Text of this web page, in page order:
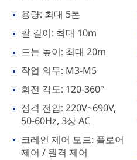
용량: 최대 5톤
팔 길이: 최대 10m
드는 높이: 최대 20m
작업 의무: M3-M5
회전 각도: 120-360°
정격 전압: 220V~690V,
50-60Hz, 3상 AC
크레인 제어 모드: 플로어
제어 / 원격 제어